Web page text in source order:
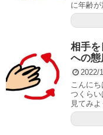
に年齢が
相手
への態
2022/
こんに
つくら
見てみよ